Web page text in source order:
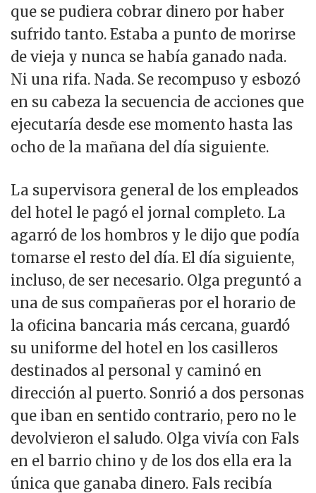
que se pudiera cobrar dinero por haber
sufrido tanto. Estaba a punto de morirse
de vieja y nunca se había ganado nada.
Ni una rifa. Nada. Se recompuso y esbozó
en su cabeza la secuencia de acciones que
ejecutaría desde ese momento hasta las
ocho de la mañana del día siguiente.
La supervisora general de los empleados
del hotel le pagó el jornal completo. La
agarró de los hombros y le dijo que podía
tomarse el resto del día. El día siguiente,
incluso, de ser necesario. Olga preguntó a
una de sus compañeras por el horario de
la oficina bancaria más cercana, guardó
su uniforme del hotel en los casilleros
destinados al personal y caminó en
dirección al puerto. Sonrió a dos personas
que iban en sentido contrario, pero no le
devolvieron el saludo. Olga vivía con Fals
en el barrio chino y de los dos ella era la
única que ganaba dinero. Fals recibía